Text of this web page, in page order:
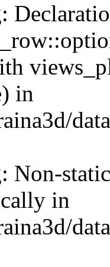
in
Non-
in